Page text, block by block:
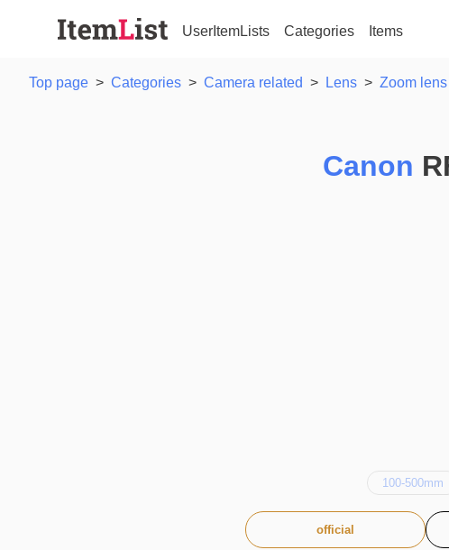
UserItemLists Categories Items
Top page > Categories > Camera related > Lens > Zoom lens
Canon
100-500mm
official